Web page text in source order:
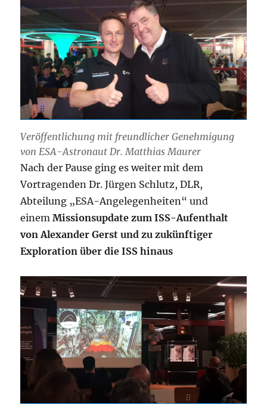
Veröffentlichung mit freundlicher Genehmigung
von ESA-Astronaut Dr. Matthias Maurer
Nach der Pause ging es weiter mit dem
Vortragenden Dr. Jürgen Schlutz, DLR,
Abteilung „ESA-Angelegenheiten“ und
einemMissionsupdate zum ISS-Aufenthalt
von Alexander Gerst und zu zukünftiger
Exploration über die ISS hinaus